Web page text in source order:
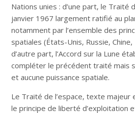
Nations unies : d’une part, le Traité
janvier 1967 largement ratifié au
notamment par l’ensemble des
spatiales (États-Unis, Russie,
d’autre part, l’Accord sur la Lune
compléter le précédent traité mais
et aucune puissance spatiale.
Le Traité de l’espace, texte majeur
le principe de liberté d’exploitation